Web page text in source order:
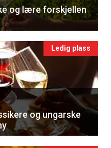
og lære forskjellen
Ledig plass
og ungarske